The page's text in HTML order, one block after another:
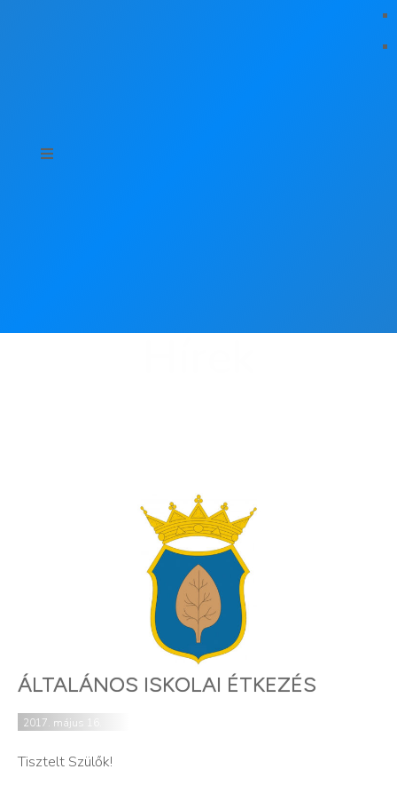
ÁLTALÁNOS ISKOLAI ÉTKEZÉS
2017. május 16.
Tisztelt Szülők!